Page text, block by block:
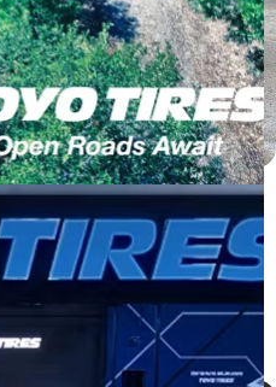
Honda CRV ติดตั้ง PROXES C2S